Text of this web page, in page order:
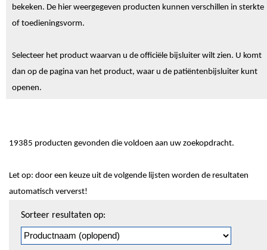
bekeken. De hier weergegeven producten kunnen verschillen in sterkte
of toedieningsvorm.
Selecteer het product waarvan u de officiële bijsluiter wilt zien. U komt
dan op de pagina van het product, waar u de patiëntenbijsluiter kunt
openen.
19385 producten gevonden die voldoen aan uw zoekopdracht.
Let op: door een keuze uit de volgende lijsten worden de resultaten
automatisch ververst!
pagineren
Sorteer resultaten op: